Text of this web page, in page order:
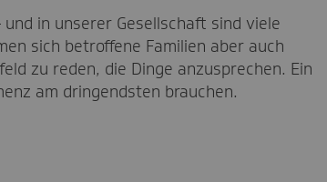
in unserer Gesellschaft sind viele
sich betroffene Familien aber auch
zu reden, die Dinge anzusprechen. Ein
am dringendsten brauchen.